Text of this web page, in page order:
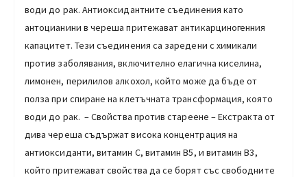
води до рак. Антиоксидантните съединения като
антоцианини в череша притежават антикарциногенния
капацитет. Тези съединения са заредени с химикали
против заболявания, включително елагична киселина,
лимонен, перилилов алкохол, който може да бъде от
полза при спиране на клетъчната трансформация, която
води до рак. – Свойства против стареене – Екстракта от
дива череша съдържат висока концентрация на
антиоксиданти, витамин С, витамин В5, и витамин В3,
който притежават свойства да се борят със свободните